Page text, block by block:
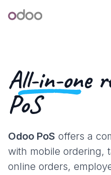
Odoo
All-in-one
PoS
Odoo PoS offers a
with mobile ordering,
online orders,